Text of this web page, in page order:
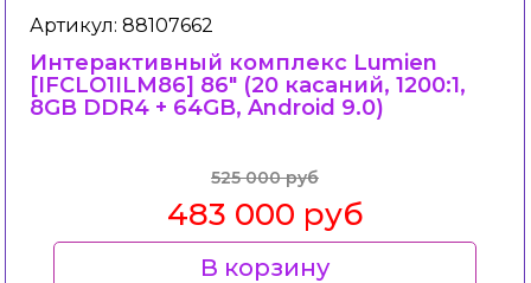
Артикул: 88107662
Интерактивный комплекс Lumien
[IFCLO1ILМ86] 86" (20 касаний, 1200:1,
8GB DDR4 + 64GB, Android 9.0)
525 000 руб
483 000 руб
В корзину